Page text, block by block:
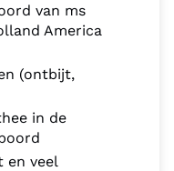
van ms
America
(ontbijt,
in de
en veel